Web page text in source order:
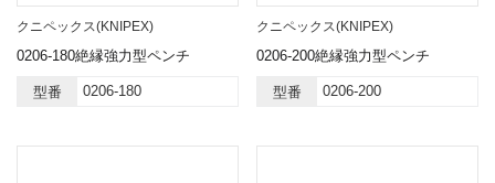
クニペックス(KNIPEX)
0206-180絶縁強力型ペンチ
型番 0206-180
クニペックス(KNIPEX)
0206-200絶縁強力型ペンチ
型番 0206-200